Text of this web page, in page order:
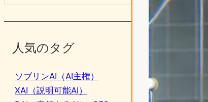
人気のタグ
ソブリンAI（AI主権）
XAI（説明可能AI）